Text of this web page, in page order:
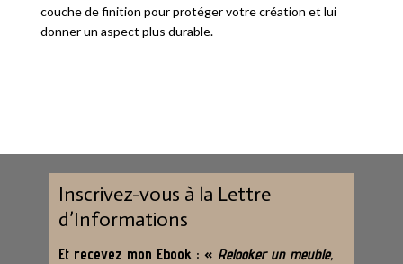
couche de finition pour protéger votre création et lui
donner un aspect plus durable.
Inscrivez-vous à la Lettre
d’Informations
Et recevez mon Ebook : « Relooker un meuble,